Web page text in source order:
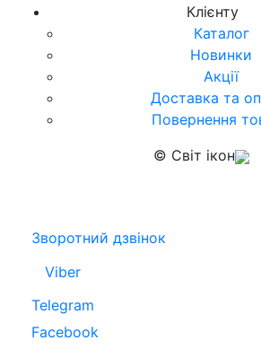
Клієнту
Каталог
Новинки
Акції
Доставка та
Повернення
© Світ ікон
Зворотний дзвінок
Viber
Telegram
Facebook